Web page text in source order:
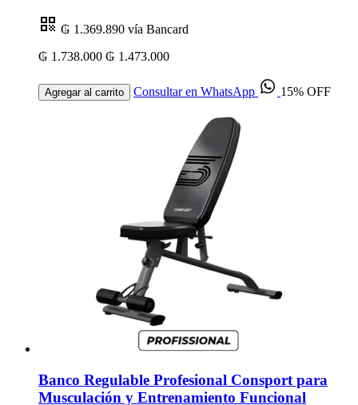
₲ 1.369.890 vía Bancard
₲ 1.738.000 ₲ 1.473.000
Agregar al carrito Consultar en WhatsApp 15% OFF
Banco Regulable Profesional Consport para
Musculación y Entrenamiento Funcional